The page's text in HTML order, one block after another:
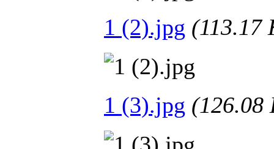
1 (2).jpg (113.17
1 (3).jpg (126.08